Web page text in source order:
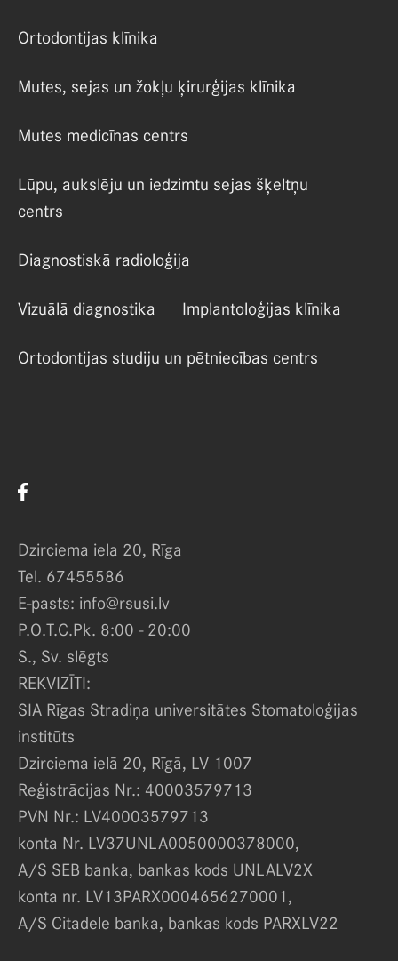
Ortodontijas klīnika
Mutes, sejas un žokļu ķirurģijas klīnika
Mutes medicīnas centrs
Lūpu, aukslēju un iedzimtu sejas šķeltņu
centrs
Diagnostiskā radioloģija
Vizuālā diagnostika Implantoloģijas klīnika
Ortodontijas studiju un pētniecības centrs
Dzirciema iela 20, Rīga
Tel. 67455586
E-pasts: info@rsusi.lv
P.O.T.C.Pk. 8:00 - 20:00
S., Sv. slēgts
REKVIZĪTI:
SIA Rīgas Stradiņa universitātes Stomatoloģijas
institūts
Dzirciema ielā 20, Rīgā, LV 1007
Reģistrācijas Nr.: 40003579713
PVN Nr.: LV40003579713
konta Nr. LV37UNLA0050000378000,
A/S SEB banka, bankas kods UNLALV2X
konta nr. LV13PARX0004656270001,
A/S Citadele banka, bankas kods PARXLV22